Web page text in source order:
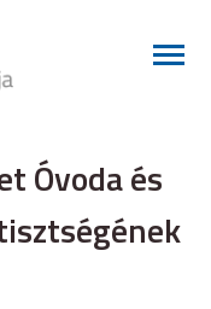
Óvoda és